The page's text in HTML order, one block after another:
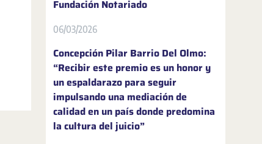
Fundación Notariado
06/03/2026
Concepción Pilar Barrio Del Olmo:
“Recibir este premio es un honor y
un espaldarazo para seguir
impulsando una mediación de
calidad en un país donde predomina
la cultura del juicio”